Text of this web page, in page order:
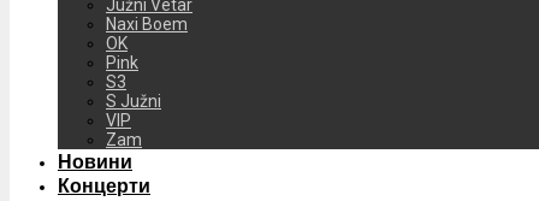
Južni Vetar
Naxi Boem
OK
Pink
S3
S Južni
VIP
Zam
Новини
Концерти